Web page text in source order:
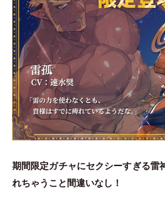
期間限定ガチャにセクシーすぎる
れちゃうこと間違いなし！